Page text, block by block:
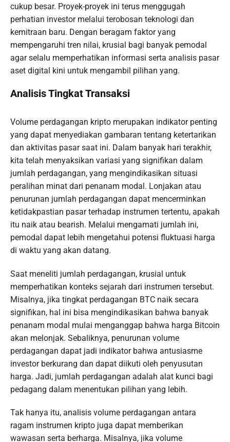
cukup besar. Proyek-proyek ini terus menggugah
perhatian investor melalui terobosan teknologi dan
kemitraan baru. Dengan beragam faktor yang
mempengaruhi tren nilai, krusial bagi banyak pemodal
agar selalu memperhatikan informasi serta analisis pasar
aset digital kini untuk mengambil pilihan yang.
Analisis Tingkat Transaksi
Volume perdagangan kripto merupakan indikator penting
yang dapat menyediakan gambaran tentang ketertarikan
dan aktivitas pasar saat ini. Dalam banyak hari terakhir,
kita telah menyaksikan variasi yang signifikan dalam
jumlah perdagangan, yang mengindikasikan situasi
peralihan minat dari penanam modal. Lonjakan atau
penurunan jumlah perdagangan dapat mencerminkan
ketidakpastian pasar terhadap instrumen tertentu, apakah
itu naik atau bearish. Melalui mengamati jumlah ini,
pemodal dapat lebih mengetahui potensi fluktuasi harga
di waktu yang akan datang.
Saat meneliti jumlah perdagangan, krusial untuk
memperhatikan konteks sejarah dari instrumen tersebut.
Misalnya, jika tingkat perdagangan BTC naik secara
signifikan, hal ini bisa mengindikasikan bahwa banyak
penanam modal mulai menganggap bahwa harga Bitcoin
akan melonjak. Sebaliknya, penurunan volume
perdagangan dapat jadi indikator bahwa antusiasme
investor berkurang dan dapat diikuti oleh penyusutan
harga. Jadi, jumlah perdagangan adalah alat kunci bagi
pedagang dalam menentukan pilihan yang lebih.
Tak hanya itu, analisis volume perdagangan antara
ragam instrumen kripto juga dapat memberikan
wawasan serta berharga. Misalnya, jika volume